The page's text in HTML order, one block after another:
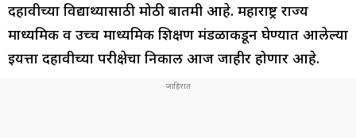
दहावीच्या विद्यार्थ्यांसाठी मोठी बातमी आहे. महाराष्ट्र राज्य
माध्यमिक व उच्च माध्यमिक शिक्षण मंडळाकडून घेण्यात आलेल्या
इयत्ता दहावीच्या परीक्षेचा निकाल आज जाहीर होणार आहे.